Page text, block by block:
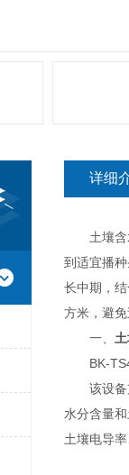
详细
土壤含水
到适宜播
长中期，
方米，避
一、
BK-
该设备支
水分含量
土壤电导